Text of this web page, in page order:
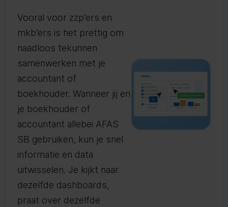
Vooral voor zzp’ers en
mkb’ers is het prettig om
naadloos tekunnen
samenwerken met je
accountant of
boekhouder. Wanneer jij en
je boekhouder of
accountant allebei AFAS
SB gebruiken, kun je snel
informatie en data
uitwisselen. Je kijkt naar
dezelfde dashboards,
praat over dezelfde